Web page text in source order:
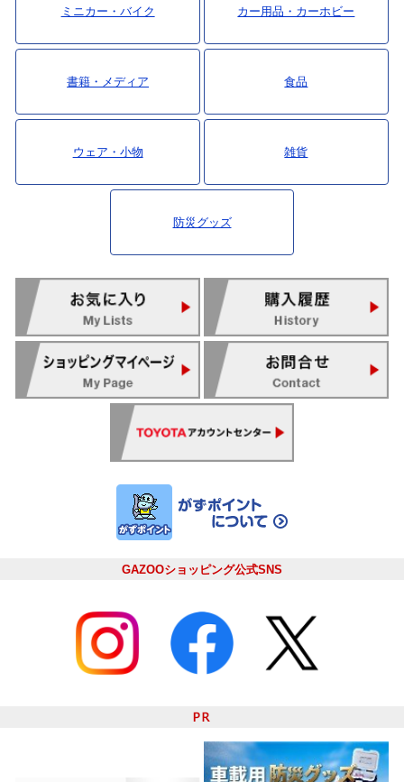
ミニカー・バイク カー用品・カーホビー
書籍・メディア 食品
ウェア・小物 雑貨
防災グッズ
GAZOOショッピング公式SNS